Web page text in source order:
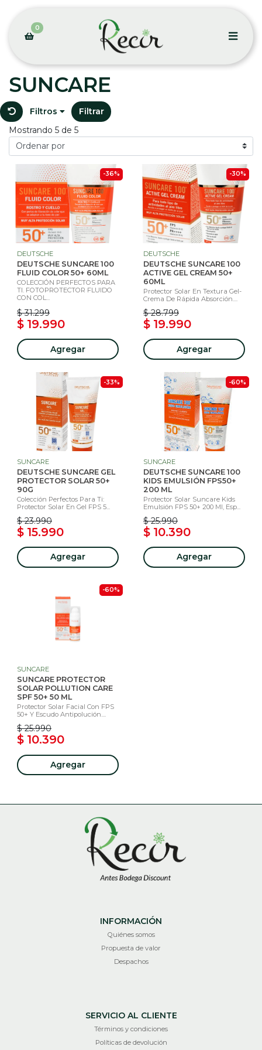
0
SUNCARE
Filtros
Filtrar
Mostrando 5 de 5
-36%
DEUTSCHE
DEUTSCHE SUNCARE 100
FLUID COLOR 50+ 60ML
COLECCIÓN PERFECTOS PARA
TI. FOTOPROTECTOR FLUIDO
CON COL...
$ 31.299
$ 19.990
Agregar
-30%
DEUTSCHE
DEUTSCHE SUNCARE 100
ACTIVE GEL CREAM 50+
60ML
Protector Solar En Textura Gel-
Crema De Rápida Absorción....
$ 28.799
$ 19.990
Agregar
-33%
SUNCARE
DEUTSCHE SUNCARE GEL
PROTECTOR SOLAR 50+
90G
Colección Perfectos Para Ti:
Protector Solar En Gel FPS 5...
$ 23.990
$ 15.990
Agregar
-60%
SUNCARE
DEUTSCHE SUNCARE 100
KIDS EMULSIÓN FPS50+
200 ML
Protector Solar Suncare Kids
Emulsión FPS 50+ 200 Ml, Esp...
$ 25.990
$ 10.390
Agregar
-60%
SUNCARE
SUNCARE PROTECTOR
SOLAR POLLUTION CARE
SPF 50+ 50 ML
Protector Solar Facial Con FPS
50+ Y Escudo Antipolución....
$ 25.990
$ 10.390
Agregar
INFORMACIÓN
Quiénes somos
Propuesta de valor
Despachos
SERVICIO AL CLIENTE
Términos y condiciones
Políticas de devolución